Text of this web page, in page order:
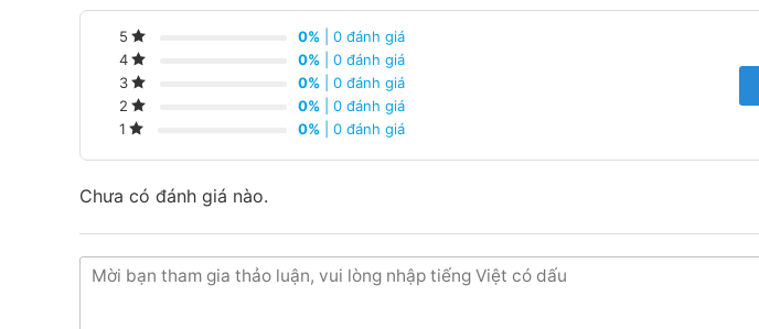
Thông số kĩ thuật Kệ tôn đục lỗ 3 tầng Kệ đơn siêu thị
Kích Thước: Dài 70cm x Cao 120 cm 3 Tầng
5 0% | 0 đánh giá
4
0% | 0 đánh giá
3
0% | 0 đánh giá
2
0% | 0 đánh giá
1
0% | 0 đánh giá
Chưa có đánh giá nào.